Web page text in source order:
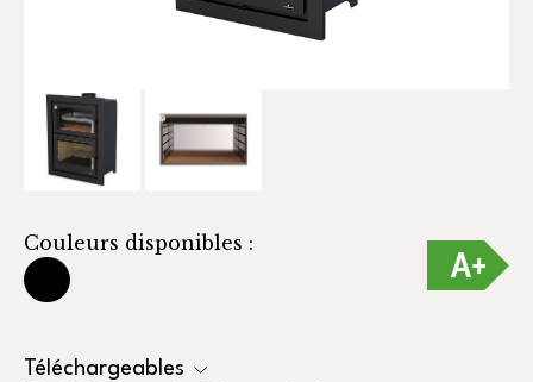
Couleurs disponibles :
Téléchargeables